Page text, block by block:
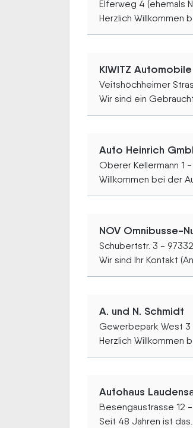
Elferweg 4 (ehemals
Herzlich Willkommen
KIWITZ Automobile
Veitshöchheimer
Wir sind ein
Auto Heinrich
Oberer Kellermann 1
Willkommen bei der
NOV Omnibusse-
Schubertstr. 3 -
Wir sind Ihr Kontakt
A. und N. Schmidt
Gewerbepark West
Herzlich Willkommen
Autohaus
Besengaustrasse 12
Seit 48 Jahren ist